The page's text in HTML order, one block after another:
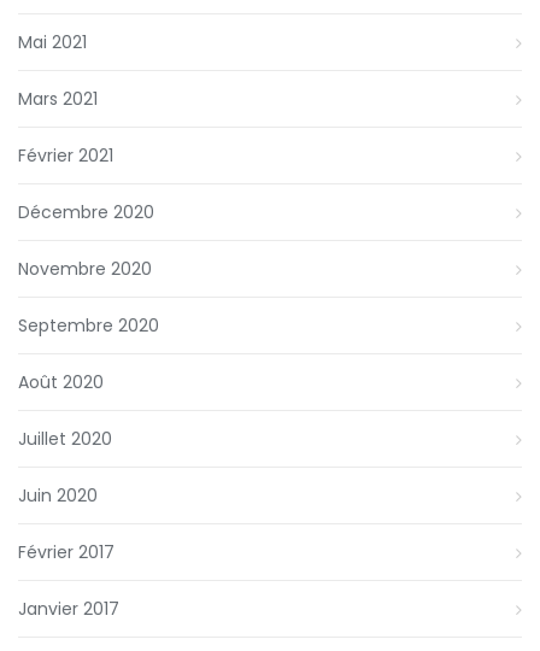
Mai 2021
Mars 2021
Février 2021
Décembre 2020
Novembre 2020
Septembre 2020
Août 2020
Juillet 2020
Juin 2020
Février 2017
Janvier 2017